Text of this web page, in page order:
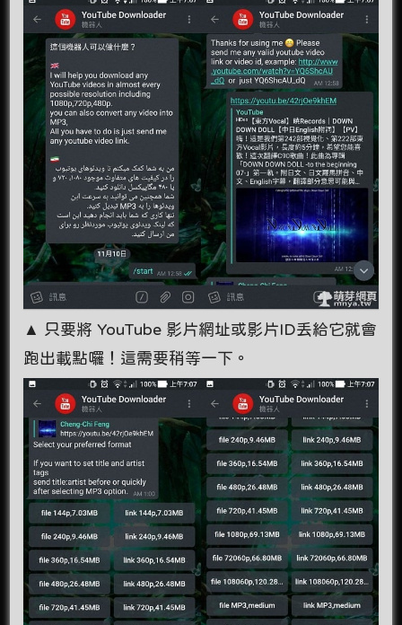
▲ 只要將 YouTube 影片網址或影片ID丟給它就會
跑出載點囉！這需要稍等一下。